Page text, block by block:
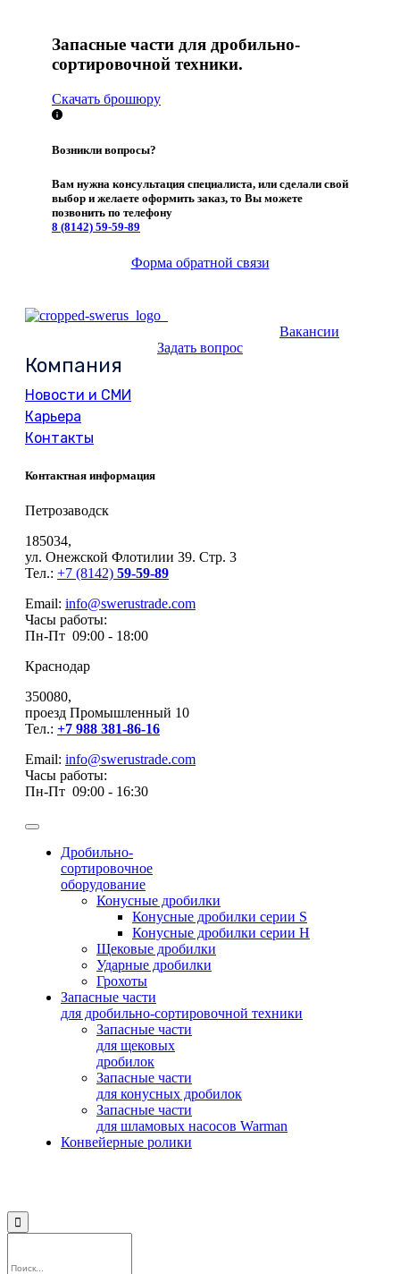
Запасные части для дробильно-
сортировочной техники.
Скачать брошюру
Возникли вопросы?
Вам нужна консультация специалиста, или сделали свой
выбор и желаете оформить заказ, то Вы можете
позвонить по телефону
8 (8142) 59-59-89
Форма обратной связи
Вакансии
Задать вопрос
Компания
Новости и СМИ
Карьера
Контакты
Контактная информация
Петрозаводск
185034,
ул. Онежской Флотилии 39. Стр. 3
Тел.: +7 (8142) 59-59-89
Email: info@swerustrade.com
Часы работы:
Пн-Пт 09:00 - 18:00
Краснодар
350080,
проезд Промышленный 10
Тел.: +7 988 381-86-16
Email: info@swerustrade.com
Часы работы:
Пн-Пт 09:00 - 16:30
Дробильно-
сортировочное
оборудование
Конусные дробилки
Конусные дробилки серии S
Конусные дробилки серии H
Щековые дробилки
Ударные дробилки
Грохоты
Запасные части
для дробильно-сортировочной техники
Запасные части
для щековых
дробилок
Запасные части
для конусных дробилок
Запасные части
для шламовых насосов Warman
Конвейерные ролики
Мы
вконтакте
Мы
на
